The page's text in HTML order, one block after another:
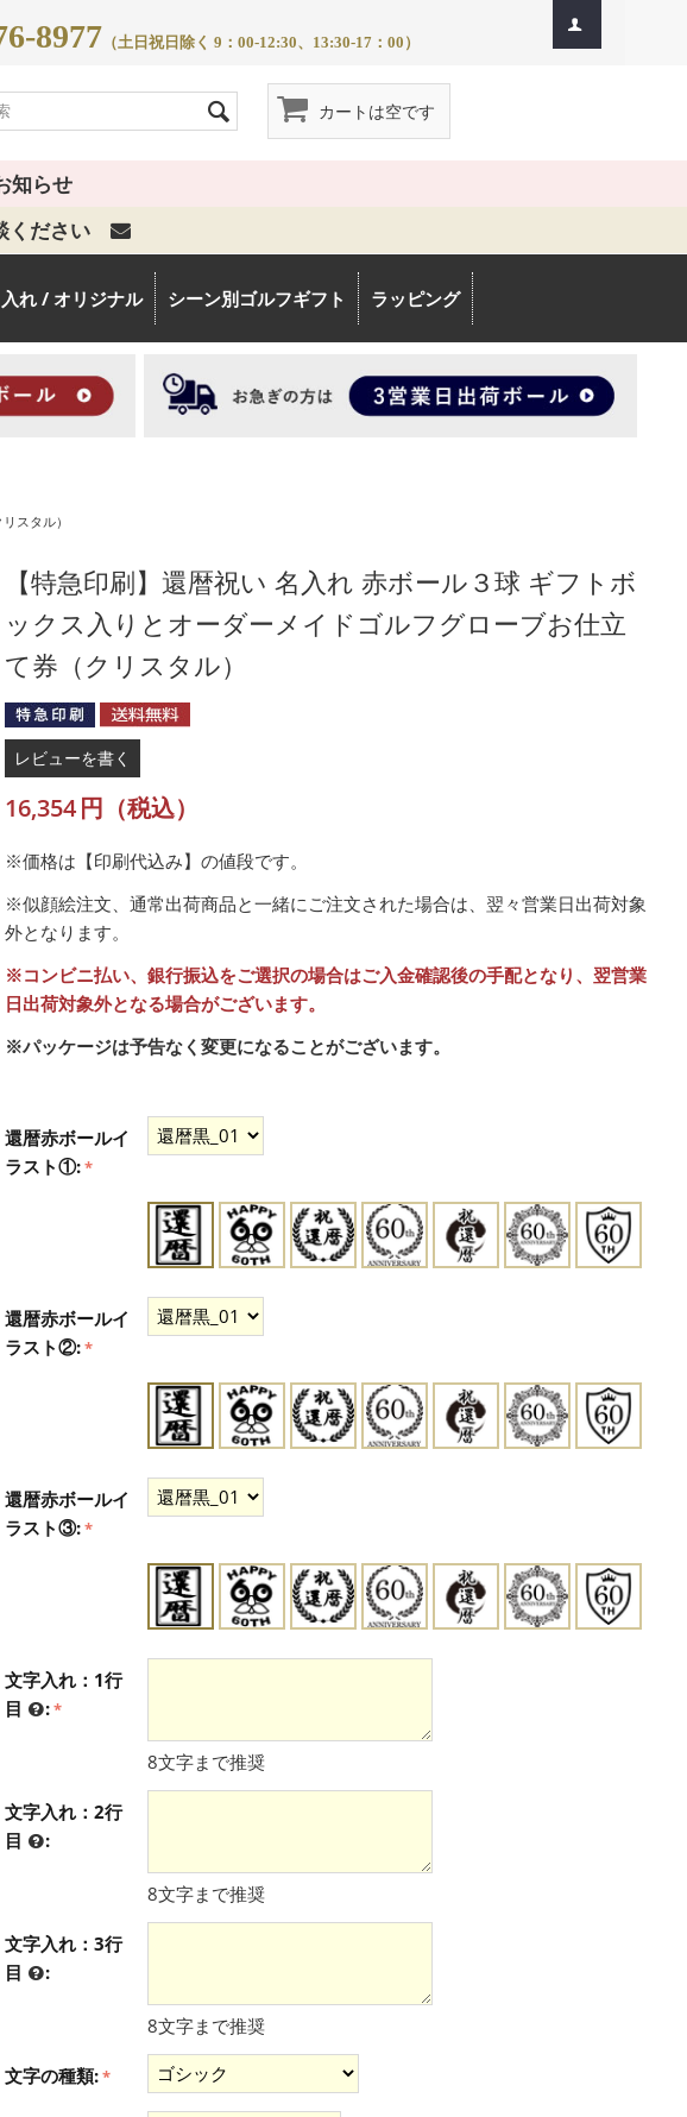
8977 （土日祝日除く 9：00-12:30、13:30-17：00）
カートは空です
知らせ
ください
れ / オリジナル シーン別ゴルフギフト ラッピング
リスタル）
【特急印刷】還暦祝い 名入れ 赤ボール３球 ギフトボ
ックス入りとオーダーメイドゴルフグローブお仕立
て券（クリスタル）
レビューを書く
16,354円（税込）
※価格は【印刷代込み】の値段です。
※似顔絵注文、通常出荷商品と一緒にご注文された場合は、翌々営業日出荷対象
外となります。
※コンビニ払い、銀行振込をご選択の場合はご入金確認後の手配となり、翌営業
日出荷対象外となる場合がございます。
※パッケージは予告なく変更になることがございます。
還暦赤ボールイ
ラスト①:
還暦赤ボールイ
ラスト②:
還暦赤ボールイ
ラスト③:
文字入れ：1行
目
:
8文字まで推奨
文字入れ：2行
目
:
8文字まで推奨
文字入れ：3行
目
:
8文字まで推奨
文字の種類: